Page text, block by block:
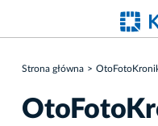
Strona główna